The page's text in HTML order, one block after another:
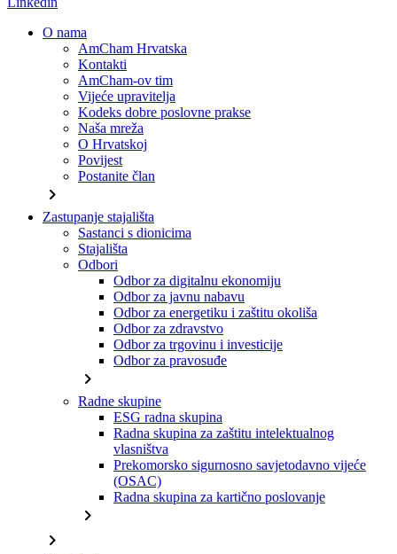
O nama
AmCham Hrvatska
Kontakti
AmCham-ov tim
Vijeće upravitelja
Kodeks dobre poslovne prakse
Naša mreža
O Hrvatskoj
Povijest
Postanite član
chevron_right
Zastupanje stajališta
Sastanci s dionicima
Stajališta
Odbori
Odbor za digitalnu ekonomiju
Odbor za javnu nabavu
Odbor za energetiku i zaštitu okoliša
Odbor za zdravstvo
Odbor za trgovinu i investicije
Odbor za pravosuđe
chevron_right
Radne skupine
ESG radna skupina
Radna skupina za zaštitu intelektualnog
vlasništva
Prekomorsko sigurnosno savjetodavno vijeće
(OSAC)
Radna skupina za kartično poslovanje
chevron_right
chevron_right